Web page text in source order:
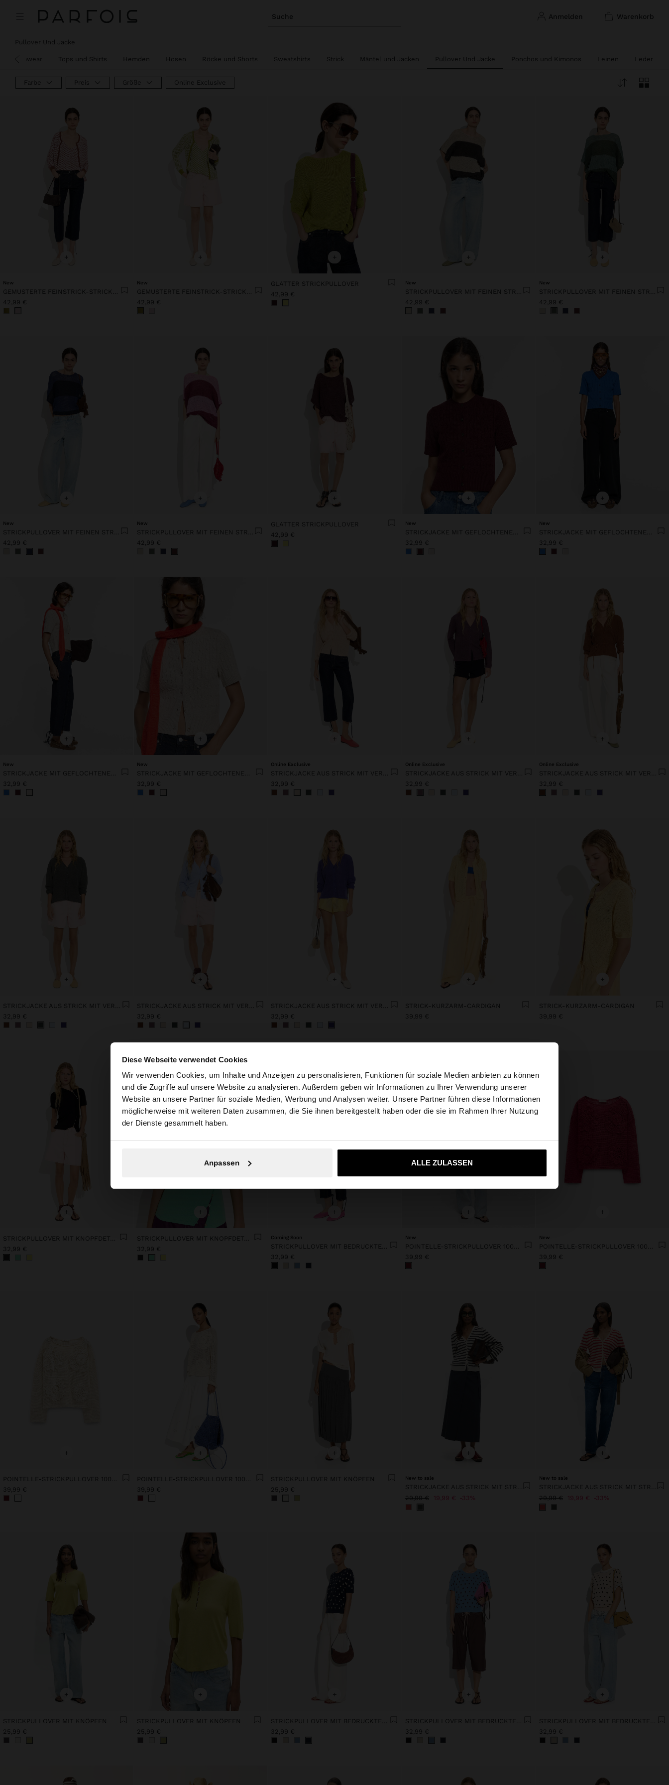
Diese Webseite verwendet Cookies
Wir verwenden Cookies, um Inhalte und Anzeigen zu personalisieren, Funktionen für soziale Medien anbieten zu können
und die Zugriffe auf unsere Website zu analysieren. Außerdem geben wir Informationen zu Ihrer Verwendung unserer
Website an unsere Partner für soziale Medien, Werbung und Analysen weiter. Unsere Partner führen diese Informationen
möglicherweise mit weiteren Daten zusammen, die Sie ihnen bereitgestellt haben oder die sie im Rahmen Ihrer Nutzung
der Dienste gesammelt haben.
Anpassen ALLE ZULASSEN
Suche anmelden warenkorb
hallo ×
Sie greifen von Luxembourg auf die Website zu. Möchten Sie unsere United States Website
durchsuchen?
Nein, bleiben Sie bei Luxembourg Ja, bringen Sie mich zu United States
Pullover Und Jacke
Swimwear Tops und Shirts Hemden Hosen Röcke und Shorts Sweatshirts Strick Mäntel und Jacken Pullover Und Jacke Ponchos und Kimonos Leinen Leder
Farbe Preis Größe Online Exclusive
+
New
GEMUSTERTE FEINSTRICK-STRICKJACKE
42,99 €
+
New
GEMUSTERTE FEINSTRICK-STRICKJACKE
42,99 €
+
GLATTER STRICKPULLOVER
42,99 €
+
New
STRICKPULLOVER MIT FEINEN STREIFEN
42,99 €
+
New
STRICKPULLOVER MIT FEINEN STREIFEN
42,99 €
+
New
STRICKPULLOVER MIT FEINEN STREIFEN
42,99 €
+
New
STRICKPULLOVER MIT FEINEN STREIFEN
42,99 €
+
GLATTER STRICKPULLOVER
42,99 €
+
New
STRICKJACKE MIT GEFLOCHTENEM EFFEKT
32,99 €
+
New
STRICKJACKE MIT GEFLOCHTENEM EFFEKT
32,99 €
+
New
32,99 €
+
New
32,99 €
+
Online Exclusive
32,99 €
+
Online Exclusive
32,99 €
+
Online Exclusive
32,99 €
+
32,99 €
+
32,99 €
+
32,99 €
+
STRICK-KURZARM-CARDIGAN
39,99 €
+
STRICK-KURZARM-CARDIGAN
39,99 €
+
STRICKPULLOVER MIT KNOPFDETAIL
32,99 €
STRICKPULLOVER MIT KNOPFDETAIL
32,99 €
+
Coming Soon
STRICKPULLOVER MIT BEDRUCKTEN PUNKTEN
32,99 €
+
New
POINTELLE-STRICKPULLOVER 100% BAUMWOLLE
39,99 €
+
New
POINTELLE-STRICKPULLOVER 100% BAUMWOLLE
39,99 €
+
POINTELLE-STRICKPULLOVER 100% BAUMWOLLE
39,99 €
+
POINTELLE-STRICKPULLOVER 100% BAUMWOLLE
39,99 €
+
STRICKPULLOVER MIT KNÖPFEN
25,99 €
+
New to sale
STRICKJACKE AUS STRICK MIT STREIFEN
29,99 € 19,99 € 33%
+
New to sale
STRICKJACKE AUS STRICK MIT STREIFEN
29,99 € 19,99 € 33%
+
STRICKPULLOVER MIT KNÖPFEN
25,99 €
+
STRICKPULLOVER MIT KNÖPFEN
25,99 €
+
32,99 €
+
32,99 €
+
32,99 €